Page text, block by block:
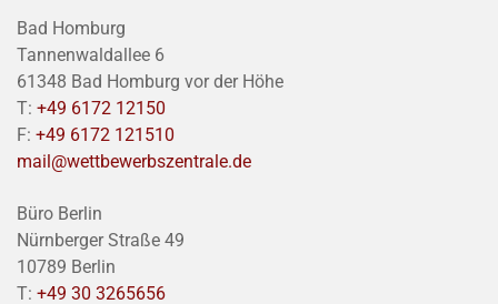
Bad Homburg
Tannenwaldallee 6
61348 Bad Homburg vor der Höhe
T: +49 6172 12150
F: +49 6172 121510
mail@wettbewerbszentrale.de
Büro Berlin
Nürnberger Straße 49
10789 Berlin
T: +49 30 3265656